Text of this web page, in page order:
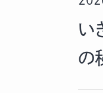
い
の